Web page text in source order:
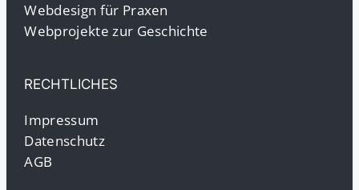
Webdesign für Praxen
Webprojekte zur Geschichte
RECHTLICHES
Impressum
Datenschutz
AGB